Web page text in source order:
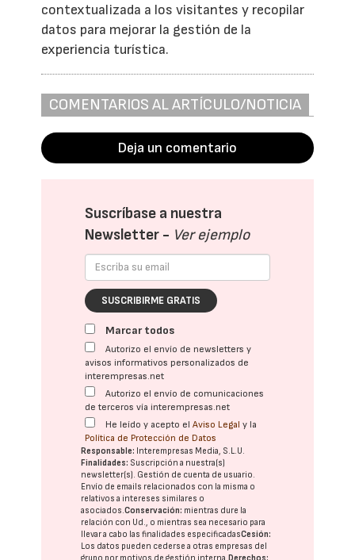
contextualizada a los visitantes y recopilar
datos para mejorar la gestión de la
experiencia turística.
COMENTARIOS AL ARTÍCULO/NOTICIA
Deja un comentario
Suscríbase a nuestra
Newsletter - Ver ejemplo
SUSCRIBIRME GRATIS
Marcar todos
Autorizo el envío de newsletters y
avisos informativos personalizados de
interempresas.net
Autorizo el envío de comunicaciones
de terceros vía interempresas.net
He leído y acepto elAviso Legal y la
Política de Protección de Datos
Responsable: Interempresas Media, S.L.U.
Finalidades: Suscripción a nuestra(s)
newsletter(s). Gestión de cuenta de usuario.
Envío de emails relacionados con la misma o
relativos a intereses similares o
asociados.Conservación: mientras dure la
relación con Ud., o mientras sea necesario para
llevar a cabo las finalidades especificadasCesión:
Los datos pueden cederse a otras empresas del
grupo por motivos de gestión interna.Derechos: